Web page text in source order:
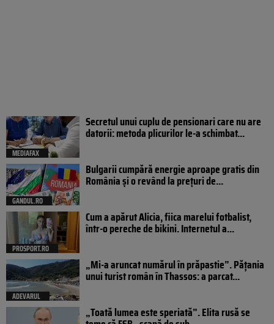
MEDIAFAX
Secretul unui cuplu de pensionari care nu are
datorii: metoda plicurilor le-a schimbat...
GANDUL.RO
Bulgarii cumpără energie aproape gratis din
România și o revând la prețuri de...
PROSPORT.RO
Cum a apărut Alicia, fiica marelui fotbalist,
într-o pereche de bikini. Internetul a...
ADEVARUL
„Mi-a aruncat numărul în prăpastie”. Pățania
unui turist român în Thassos: a parcat...
„Toată lumea este speriată”. Elita rusă se